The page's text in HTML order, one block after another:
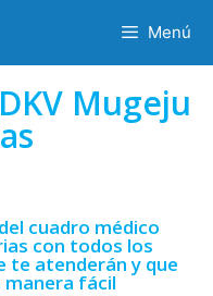
Menú
Mugeju
cuadro médico
con todos los
te atenderán y que
fácil